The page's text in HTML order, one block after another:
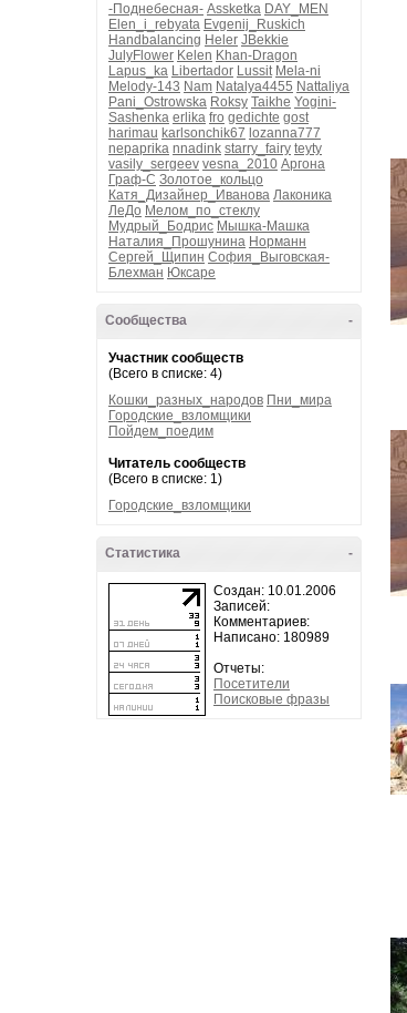
-Поднебесная- Assketka DAY_MEN
Elen_i_rebyata Evgenij_Ruskich
Handbalancing Heler JBekkie
JulyFlower Kelen Khan-Dragon
Lapus_ka Libertador Lussit Mela-ni
Melody-143 Nam Natalya4455 Nattaliya
Pani_Ostrowska Roksy Taikhe Yogini-
Sashenka erlika fro gedichte gost
harimau karlsonchik67 lozanna777
nepaprika nnadink starry_fairy teyty
vasily_sergeev vesna_2010 Аргона
Граф-С Золотое_кольцо
Катя_Дизайнер_Иванова Лаконика
ЛеДо Мелом_по_стеклу
Мудрый_Бодрис Мышка-Машка
Наталия_Прошунина Норманн
Сергей_Щипин София_Выговская-
Блехман Юксаре
-
Сообщества
Участник сообществ
(Всего в списке: 4)
Кошки_разных_народов Пни_мира
Городские_взломщики
Пойдем_поедим
Читатель сообществ
(Всего в списке: 1)
Городские_взломщики
-
Статистика
Создан: 10.01.2006
Записей:
Комментариев:
Написано: 180989
Отчеты:
Посетители
Поисковые фразы